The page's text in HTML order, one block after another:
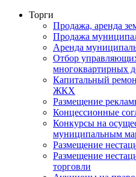
Торги
Продажа, аренда
Продажа
Аренда
Отбор
многоквартирных
Капитальный
ЖКХ
Размещение
Концессионные
Конкурсы на
муниципальным
Размещение
Размещение
торговли